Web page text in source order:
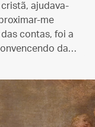
ajudava-
me
contas, foi a
da